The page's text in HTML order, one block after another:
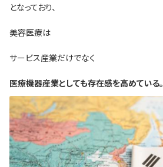
となっており、
美容医療は
サービス産業だけでなく
医療機器産業としても存在感を高めている。